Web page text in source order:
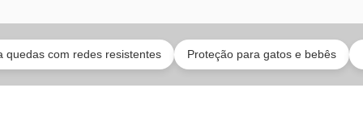
com redes resistentes Proteção para gatos e bebês